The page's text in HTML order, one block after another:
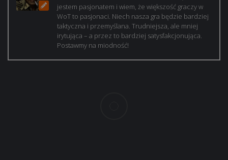
jestem pasjonatem i wiem, że większość graczy w
WoT to pasjonaci. Niech nasza gra będzie bardziej
taktyczna i przemyślana. Trudniejsza, ale mniej
irytująca – a przez to bardziej satysfakcjonująca.
Postawmy na miodność!